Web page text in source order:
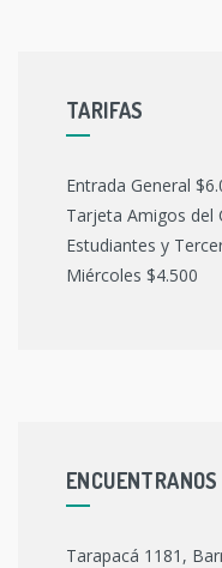
TARIFAS
Entrada General
Tarjeta Amigos del
Estudiantes y
Miércoles $4.500
Tarapacá 1181,